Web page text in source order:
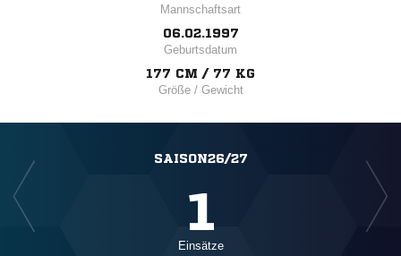
Mannschaftsart
06.02.1997
Geburtsdatum
177 CM / 77 KG
Größe / Gewicht
SAISON26/27
1
Einsätze